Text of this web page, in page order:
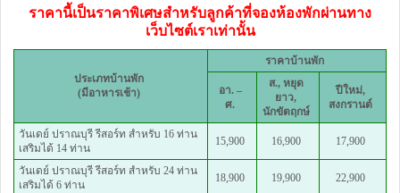
ราคานี้เป็นราคาพิเศษสำหรับลูกค้าที่จองห้องพักผ่านทาง
เว็บไซต์เราเท่านั้น
ประเภทบ้านพัก
(มีอาหารเช้า)
ราคาบ้านพัก
อา. –
ศ.
ส., หยุด
ยาว,
นักขัตฤกษ์
ปีใหม่,
สงกรานต์
วันเดย์ ปราณบุรี รีสอร์ท สำหรับ 16 ท่าน
เสริมได้ 14 ท่าน
15,900 16,900 17,900
วันเดย์ ปราณบุรี รีสอร์ท สำหรับ 24 ท่าน
เสริมได้ 6 ท่าน
18,900 19,900 22,900